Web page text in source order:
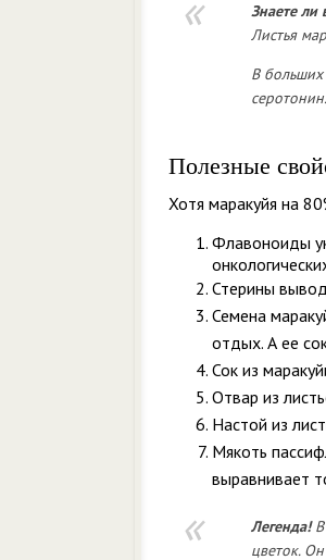
Знаете ли
Листья
В больших
Полезные
Хотя маракуйя на
Флавоноиды
Стерины
Семена
отдых. А ее
Сок из
Отвар из
Настой из
Мякоть
выравнивает
Легенда!В
цветок.